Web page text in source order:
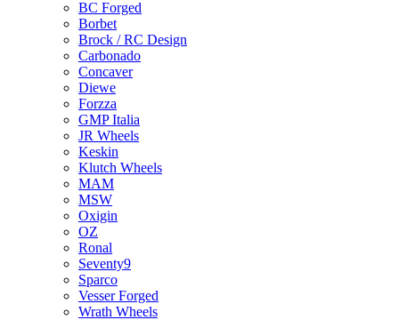
BC Forged
Borbet
Brock / RC Design
Carbonado
Concaver
Diewe
Forzza
GMP Italia
JR Wheels
Keskin
Klutch Wheels
MAM
MSW
Oxigin
OZ
Ronal
Seventy9
Sparco
Vesser Forged
Wrath Wheels